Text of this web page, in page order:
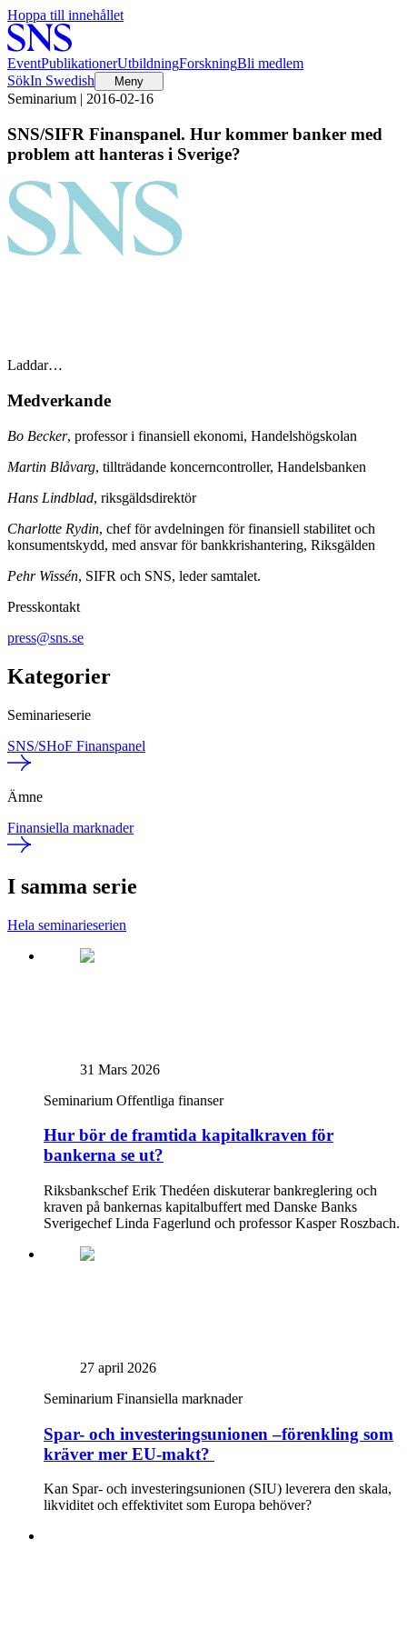
Hoppa till innehållet
EventPublikationerUtbildningForskningBli medlem
SökIn Swedish Meny
Seminarium | 2016-02-16
SNS/SIFR Finanspanel. Hur kommer banker med
problem att hanteras i Sverige?
Laddar…
Medverkande
Bo Becker, professor i finansiell ekonomi, Handelshögskolan
Martin Blåvarg, tillträdande koncerncontroller, Handelsbanken
Hans Lindblad, riksgäldsdirektör
Charlotte Rydin, chef för avdelningen för finansiell stabilitet och
konsumentskydd, med ansvar för bankkrishantering, Riksgälden
Pehr Wissén, SIFR och SNS, leder samtalet.
Presskontakt
press@sns.se
Kategorier
Seminarieserie
SNS/SHoF Finanspanel
Ämne
Finansiella marknader
I samma serie
Hela seminarieserien
31 Mars 2026
Seminarium Offentliga finanser
Hur bör de framtida kapitalkraven för
bankerna se ut?
Riksbankschef Erik Thedéen diskuterar bankreglering och
kraven på bankernas kapitalbuffert med Danske Banks
Sverigechef Linda Fagerlund och professor Kasper Roszbach.
27 april 2026
Seminarium Finansiella marknader
Spar- och investeringsunionen –förenkling som
kräver mer EU-makt?
Kan Spar- och investeringsunionen (SIU) leverera den skala,
likviditet och effektivitet som Europa behöver?